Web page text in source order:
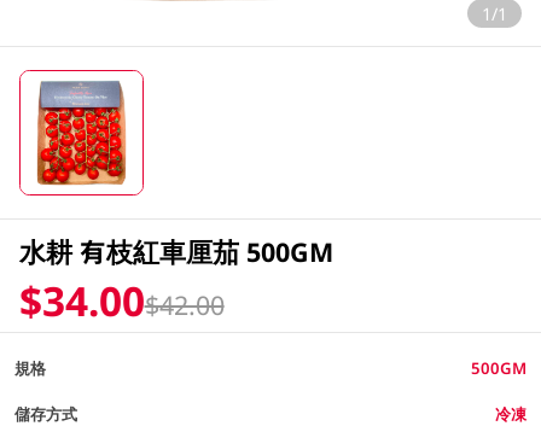
1/1
水耕 有枝紅車厘茄 500GM
$34.00$42.00
規格 500GM
儲存方式 冷凍